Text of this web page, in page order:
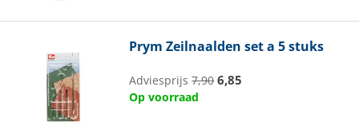
Prym Zeilnaalden set a 5 stuks
Adviesprijs7,90 6,85
Op voorraad